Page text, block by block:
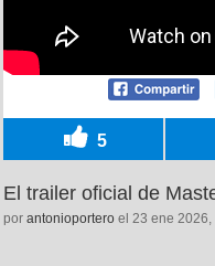
5
El trailer oficial de
por antonioportero el 23 ene 2026,